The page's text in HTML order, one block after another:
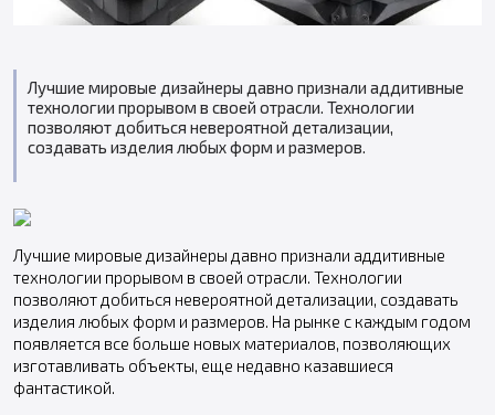
Лучшие мировые дизайнеры давно признали аддитивные
технологии прорывом в своей отрасли. Технологии
позволяют добиться невероятной детализации,
создавать изделия любых форм и размеров.
Лучшие мировые дизайнеры давно признали аддитивные
технологии прорывом в своей отрасли. Технологии
позволяют добиться невероятной детализации, создавать
изделия любых форм и размеров. На рынке с каждым годом
появляется все больше новых материалов, позволяющих
изготавливать объекты, еще недавно казавшиеся
фантастикой.